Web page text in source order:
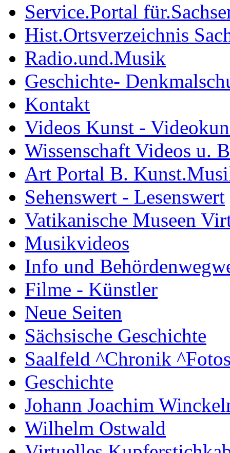
Service.Portal
Hist.Ortsverzeichnis
Radio.und.Musik
Geschichte-
Kontakt
Videos Kunst -
Wissenschaft Videos u.
Art Portal B.
Sehenswert - Lesenswert
Vatikanische Museen
Musikvideos
Info und
Filme - Künstler
Neue Seiten
Sächsische Geschichte
Saalfeld ^Chronik
Geschichte
Johann Joachim
Wilhelm Ostwald